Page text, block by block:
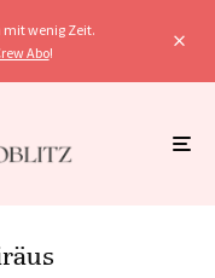
mit wenig Zeit.
Abo!